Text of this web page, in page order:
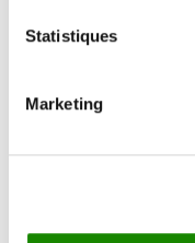
Statistiques
Marketing